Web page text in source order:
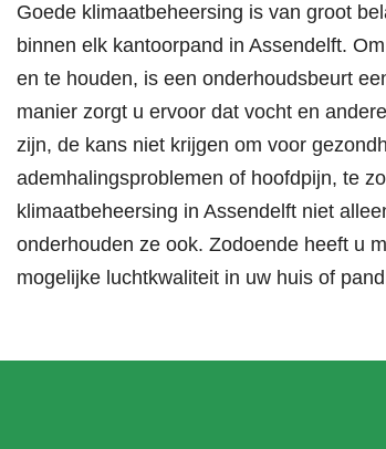
Goede klimaatbeheersing is van groot
binnen elk kantoorpand in Assendelft.
en te houden, is een onderhoudsbeurt
manier zorgt u ervoor dat vocht en
zijn, de kans niet krijgen om voor
ademhalingsproblemen of hoofdpijn, te
klimaatbeheersing in Assendelft niet
onderhouden ze ook. Zodoende heeft u
mogelijke luchtkwaliteit in uw huis of